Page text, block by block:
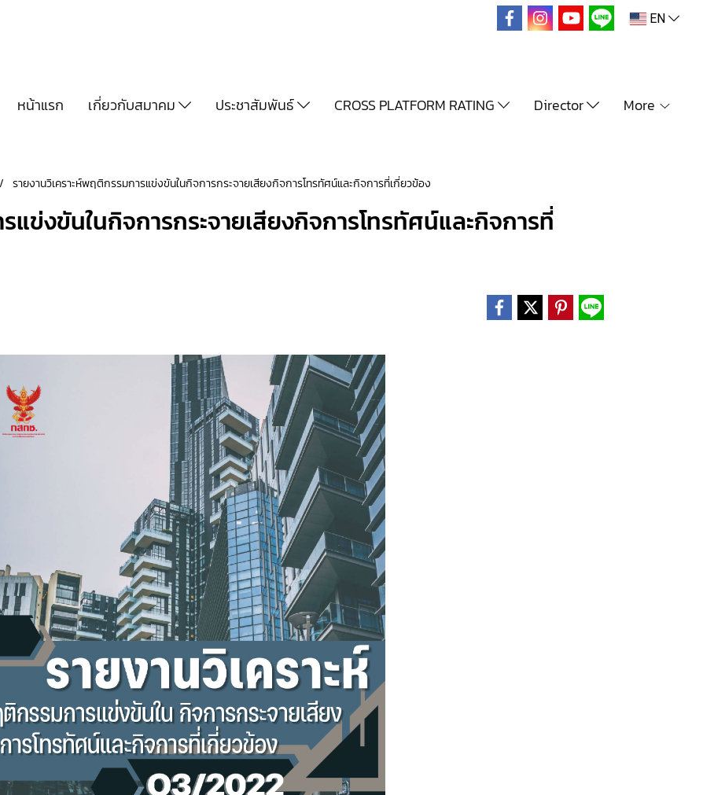
EN
หน้าแรก เกี่ยวกับสมาคม ประชาสัมพันธ์ CROSS PLATFORM RATING Director More
รายงานวิเคราะห์พฤติกรรมการแข่งขันในกิจการกระจายเสียงกิจการโทรทัศน์และกิจการที่เกี่ยวข้อง
แข่งขันในกิจการกระจายเสียงกิจการโทรทัศน์และกิจการที่